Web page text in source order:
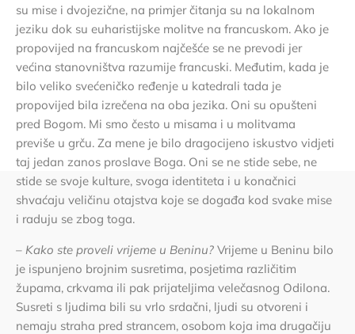
su mise i dvojezične, na primjer čitanja su na lokalnom
jeziku dok su euharistijske molitve na francuskom. Ako je
propovijed na francuskom najčešće se ne prevodi jer
većina stanovništva razumije francuski. Međutim, kada je
bilo veliko svećeničko ređenje u katedrali tada je
propovijed bila izrečena na oba jezika. Oni su opušteni
pred Bogom. Mi smo često u misama i u molitvama
previše u grču. Za mene je bilo dragocijeno iskustvo vidjeti
taj jedan zanos proslave Boga. Oni se ne stide sebe, ne
stide se svoje kulture, svoga identiteta i u konačnici
shvaćaju veličinu otajstva koje se događa kod svake mise
i raduju se zbog toga.
– Kako ste proveli vrijeme u Beninu? Vrijeme u Beninu bilo
je ispunjeno brojnim susretima, posjetima različitim
župama, crkvama ili pak prijateljima velečasnog Odilona.
Susreti s ljudima bili su vrlo srdačni, ljudi su otvoreni i
nemaju straha pred strancem, osobom koja ima drugačiju